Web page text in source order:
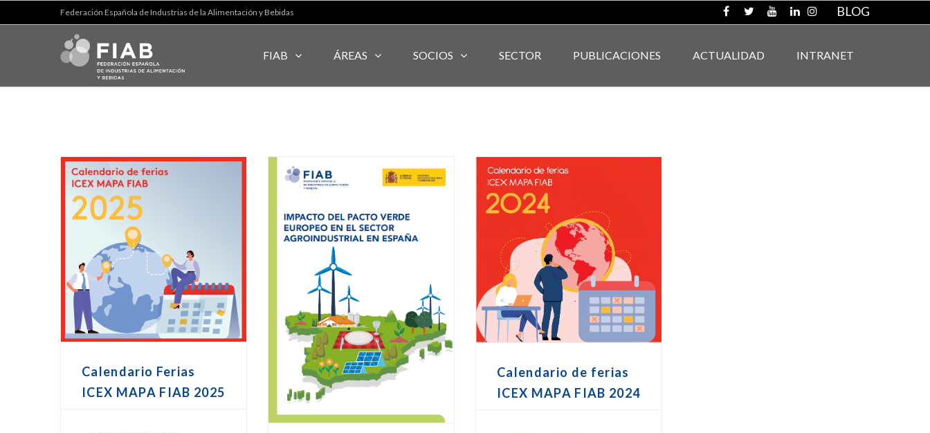
Federación Española de Industrias de la Alimentación y Bebidas BLOG
FIAB ÁREAS SOCIOS SECTOR PUBLICACIONES ACTUALIDAD INTRANET
Calendario Ferias
ICEX MAPA FIAB 2025
Calendario de ferias
ICEX MAPA FIAB 2024